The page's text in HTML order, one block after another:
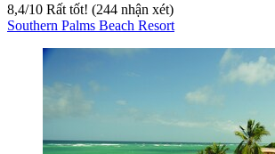
8,4/10 Rất tốt! (244 nhận xét)
Southern Palms Beach Resort